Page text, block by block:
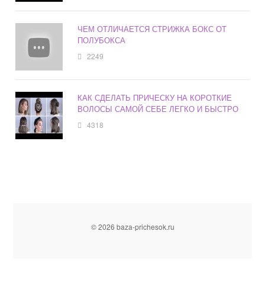
ЧЕМ ОТЛИЧАЕТСЯ СТРИЖКА БОКС ОТ
ПОЛУБОКСА
2249
КАК СДЕЛАТЬ ПРИЧЕСКУ НА КОРОТКИЕ
ВОЛОСЫ САМОЙ СЕБЕ ЛЕГКО И БЫСТРО
4318
© 2026 baza-prichesok.ru